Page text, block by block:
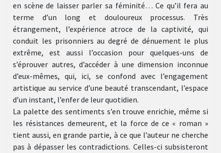
en scène de laisser parler sa féminité… Ce qu’il fera au
terme d’un long et douloureux processus. Très
étrangement, l’expérience atroce de la captivité, qui
conduit les prisonniers au degré de dénuement le plus
extrême, est aussi l’occasion pour quelques-uns de
s’éprouver autres, d’accéder à une dimension inconnue
d’eux-mêmes, qui, ici, se confond avec l’engagement
artistique au service d’une beauté transcendant, l’espace
d’un instant, l’enfer de leur quotidien.
La palette des sentiments s’en trouve enrichie, même si
les résistances demeurent, et la force de ce « roman »
tient aussi, en grande partie, à ce que l’auteur ne cherche
pas à dépasser les contradictions. Celles-ci subsisteront